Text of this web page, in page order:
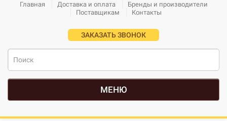
Главная Доставка и оплата
Бренды и производители
Поставщикам
Контакты
ЗАКАЗАТЬ ЗВОНОК
МЕНЮ